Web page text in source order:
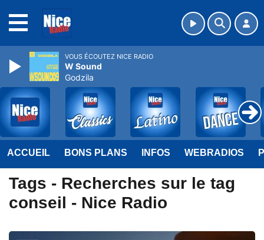
ACCUEIL BONS PLANS INFOS WEBRADIOS
Tags - Recherches sur le tag
conseil - Nice Radio
VOUS ÉCOUTEZ NICE RADIO
W Sound
Godzila